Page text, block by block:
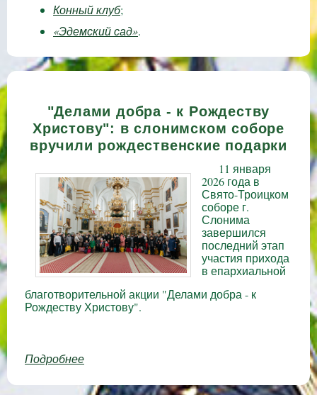
Конный клуб;
«Эдемский сад».
"Делами добра - к Рождеству
Христову": в слонимском соборе
вручили рождественские подарки
11 января
2026 года в
Свято-Троицком
соборе г.
Слонима
завершился
последний этап
участия прихода
в епархиальной
благотворительной акции "Делами добра - к
Рождеству Христову".
Подробнее о "Делами добра - к Рождеству Христову":
рождественские подарки